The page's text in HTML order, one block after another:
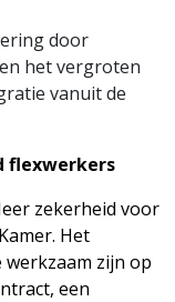
door
het vergroten
vanuit de
flexwerkers
zekerheid voor
Het
zijn op
een